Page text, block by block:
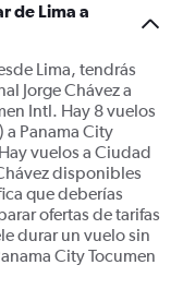
de Lima a
Lima, tendrás
Jorge Chávez a
Intl. Hay 8 vuelos
a Panama City
vuelos a Ciudad
disponibles
que deberías
ofertas de tarifas
durar un vuelo sin
City Tocumen